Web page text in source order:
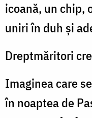
icoană, un chip,
uniri în duh şi
Dreptmăritori
Imaginea care
în noaptea de